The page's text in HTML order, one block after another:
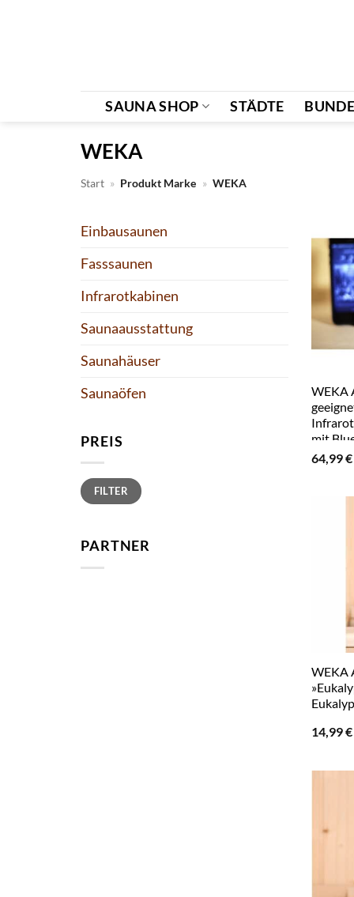
SAUNA SHOP STÄDTE
WEKA
Start » Produkt Marke » WEKA
Einbausaunen
Fasssaunen
Infrarotkabinen
Saunaausstattung
Saunahäuser
Saunaöfen
PREIS
Min.
Preis
Max.
PreisFILTER
PARTNER
WEKA
mit
64,99€
WEKA
14,99€